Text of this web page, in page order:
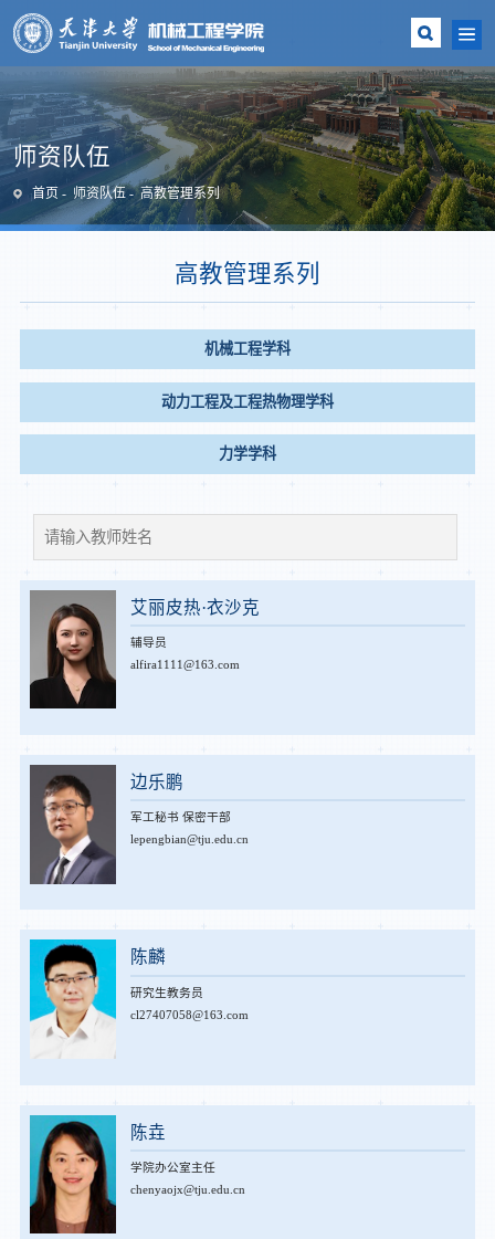
师资队伍
首页 师资队伍 高教管理系列
高教管理系列
机械工程学科
动力工程及工程热物理学科
力学学科
艾丽皮热·衣沙克
辅导员
alfira1111@163.com
边乐鹏
军工秘书 保密干部
lepengbian@tju.edu.cn
陈麟
研究生教务员
cl27407058@163.com
陈垚
学院办公室主任
chenyaojx@tju.edu.cn